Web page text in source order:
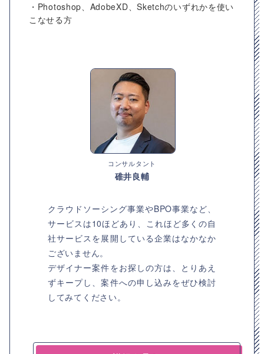
・Photoshop、AdobeXD、Sketchのいずれかを使い
こなせる方
コンサルタント
碓井良輔
クラウドソーシング事業やBPO事業など、
サービスは10ほどあり、これほど多くの自
社サービスを展開している企業はなかなか
ございません。
デザイナー案件をお探しの方は、とりあえ
ずキープし、案件への申し込みをぜひ検討
してみてください。